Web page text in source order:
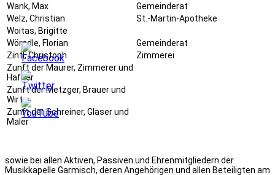
Wank, Max
Gemeinderat
Welz, Christian
St.-Martin-Apotheke
Woitas, Brigitte
Wörndle, Florian
Gemeinderat
Zintl, Christoph
Zimmerei
Zunft der Maurer, Zimmerer und
Hafner
Zunft der Metzger, Brauer und
Wirte
Zunft der Schreiner, Glaser und
Maler
sowie bei allen Aktiven, Passiven und Ehrenmitgliedern der
Musikkapelle Garmisch, deren Angehörigen und allen Beteiligten am